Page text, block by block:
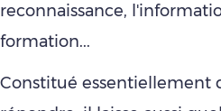
reconnaissance,
formation...
Constitué essentiellement